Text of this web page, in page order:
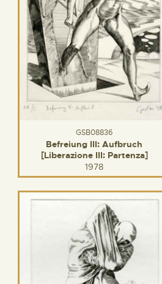
GSB08836
Befreiung III: Aufbruch
[Liberazione III: Partenza]
1978